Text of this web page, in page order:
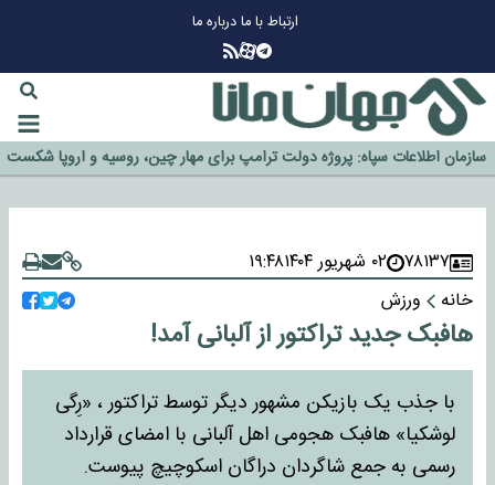
ارتباط با مادرباره ما
گزینه جدایی اوسمار روی میز مدیران پرسپولیس
آیا رئیس جمهور آمریکا قانون را دور می‌زند؟
اخراج رسمی چهره نامدار از پرسپولیس
سازمان اطلاعات سپاه: پروژه دولت ترامپ برای مهار چین، روسیه و اروپا شکست
خورد
۷۸۱۳۷ ۰۲ شهریور ۱۴۰۴
۱۹:۴۸
خانه
ورزش
هافبک جدید تراکتور از آلبانی آمد!
با جذب یک بازیکن مشهور دیگر توسط تراکتور ، «رِگی
لوشکیا» هافبک هجومی اهل آلبانی با امضای قرارداد
رسمی به جمع شاگردان دراگان اسکوچیچ پیوست.